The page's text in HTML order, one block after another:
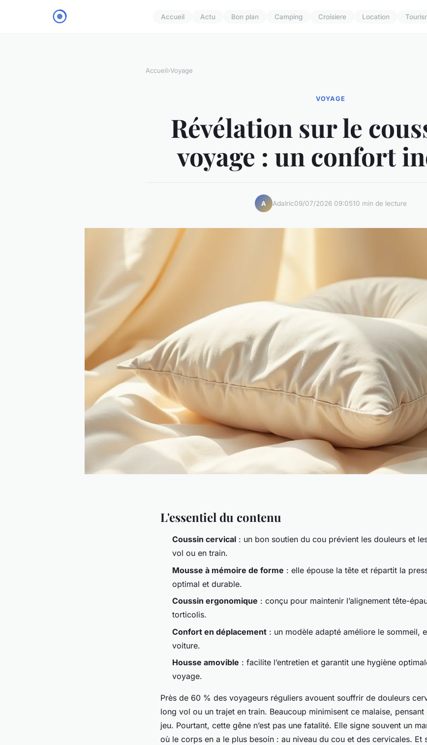
Accueil Actu Bon plan Camping Croisiere Location
Accueil›Voyage
VOYAGE
Révélation sur le
voyage : un confort
A Adalric09/07/2026 09:0510 min de lecture
L'essentiel du contenu
Coussin cervical : un bon soutien du cou prévient les douleurs et
vol ou en train.
Mousse à mémoire de forme : elle épouse la tête et répartit la
optimal et durable.
Coussin ergonomique : conçu pour maintenir l’alignement tête-
torticolis.
Confort en déplacement : un modèle adapté améliore le sommeil,
voiture.
Housse amovible : facilite l’entretien et garantit une hygiène
voyage.
Près de 60 % des voyageurs réguliers avouent souffrir de douleurs
long vol ou un trajet en train. Beaucoup minimisent ce malaise, pensant
jeu. Pourtant, cette gêne n’est pas une fatalité. Elle signe souvent un
où le corps en a le plus besoin : au niveau du cou et des cervicales. Et